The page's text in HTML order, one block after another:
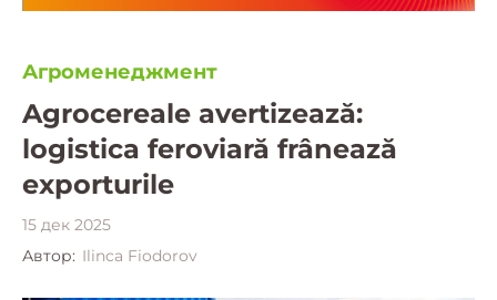
Агроменеджмент
Agrocereale avertizează:
logistica feroviară frânează
exporturile
15 дек 2025
Автор: Ilinca Fiodorov